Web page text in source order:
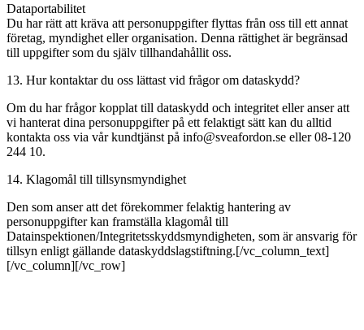
Dataportabilitet
Du har rätt att kräva att personuppgifter flyttas från oss till ett annat
företag, myndighet eller organisation. Denna rättighet är begränsad
till uppgifter som du själv tillhandahållit oss.
13. Hur kontaktar du oss lättast vid frågor om dataskydd?
Om du har frågor kopplat till dataskydd och integritet eller anser att
vi hanterat dina personuppgifter på ett felaktigt sätt kan du alltid
kontakta oss via vår kundtjänst på info@sveafordon.se eller 08-120
244 10.
14. Klagomål till tillsynsmyndighet
Den som anser att det förekommer felaktig hantering av
personuppgifter kan framställa klagomål till
Datainspektionen/Integritetsskyddsmyndigheten, som är ansvarig för
tillsyn enligt gällande dataskyddslagstiftning.[/vc_column_text]
[/vc_column][/vc_row]